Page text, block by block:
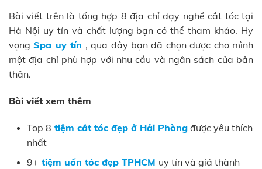
Bài viết trên là tổng hợp 8 địa chỉ dạy nghề cắt tóc tại
Hà Nội uy tín và chất lượng bạn có thể tham khảo. Hy
vọng Spa uy tín , qua đây bạn đã chọn được cho mình
một địa chỉ phù hợp với nhu cầu và ngân sách của bản
thân.
Bài viết xem thêm
Top 8 tiệm cắt tóc đẹp ở Hải Phòngđược yêu thích
nhất
9+ tiệm uốn tóc đẹp TPHCM uy tín và giá thành